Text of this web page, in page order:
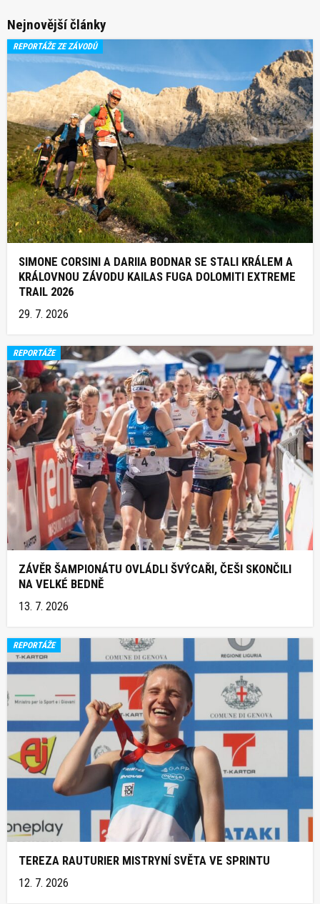
Nejnovější články
REPORTÁŽE ZE ZÁVODŮ
SIMONE CORSINI A DARIIA BODNAR SE STALI KRÁLEM A
KRÁLOVNOU ZÁVODU KAILAS FUGA DOLOMITI EXTREME
TRAIL 2026
29. 7. 2026
REPORTÁŽE
ZÁVĚR ŠAMPIONÁTU OVLÁDLI ŠVÝCAŘI, ČEŠI SKONČILI
NA VELKÉ BEDNĚ
13. 7. 2026
REPORTÁŽE
TEREZA RAUTURIER MISTRYNÍ SVĚTA VE SPRINTU
12. 7. 2026